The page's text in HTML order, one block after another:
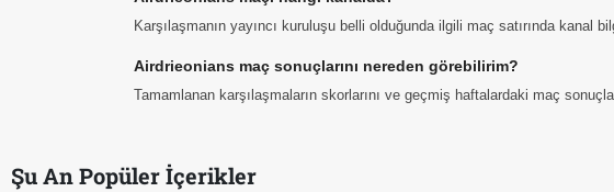
Karşılaşmanın yayıncı kuruluşu belli olduğunda ilgili maç satırında kanal
Airdrieonians maç sonuçlarını nereden görebilirim?
Tamamlanan karşılaşmaların skorlarını ve geçmiş haftalardaki maç
Şu An Popüler İçerikler